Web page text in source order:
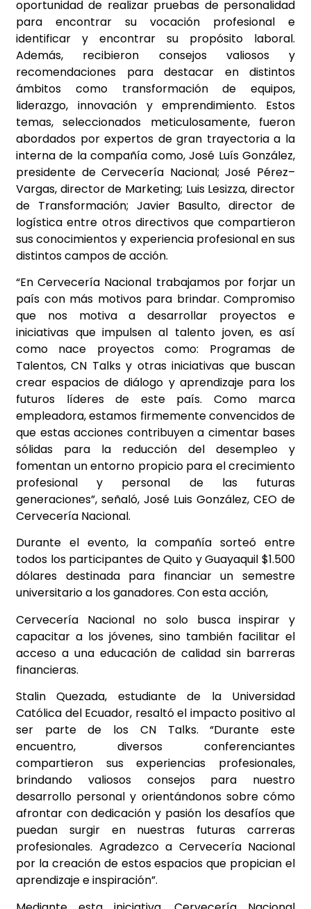
oportunidad de realizar pruebas de personalidad
para encontrar su vocación profesional e
identificar y encontrar su propósito laboral.
Además, recibieron consejos valiosos y
recomendaciones para destacar en distintos
ámbitos como transformación de equipos,
liderazgo, innovación y emprendimiento. Estos
temas, seleccionados meticulosamente, fueron
abordados por expertos de gran trayectoria a la
interna de la compañía como, José Luís González,
presidente de Cervecería Nacional; José Pérez–
Vargas, director de Marketing; Luis Lesizza, director
de Transformación; Javier Basulto, director de
logística entre otros directivos que compartieron
sus conocimientos y experiencia profesional en sus
distintos campos de acción.
“En Cervecería Nacional trabajamos por forjar un
país con más motivos para brindar. Compromiso
que nos motiva a desarrollar proyectos e
iniciativas que impulsen al talento joven, es así
como nace proyectos como: Programas de
Talentos, CN Talks y otras iniciativas que buscan
crear espacios de diálogo y aprendizaje para los
futuros líderes de este país. Como marca
empleadora, estamos firmemente convencidos de
que estas acciones contribuyen a cimentar bases
sólidas para la reducción del desempleo y
fomentan un entorno propicio para el crecimiento
profesional y personal de las futuras
generaciones”, señaló, José Luis González, CEO de
Cervecería Nacional.
Durante el evento, la compañía sorteó entre
todos los participantes de Quito y Guayaquil $1.500
dólares destinada para financiar un semestre
universitario a los ganadores. Con esta acción,
Cervecería Nacional no solo busca inspirar y
capacitar a los jóvenes, sino también facilitar el
acceso a una educación de calidad sin barreras
financieras.
Stalin Quezada, estudiante de la Universidad
Católica del Ecuador, resaltó el impacto positivo al
ser parte de los CN Talks. “Durante este
encuentro, diversos conferenciantes
compartieron sus experiencias profesionales,
brindando valiosos consejos para nuestro
desarrollo personal y orientándonos sobre cómo
afrontar con dedicación y pasión los desafíos que
puedan surgir en nuestras futuras carreras
profesionales. Agradezco a Cervecería Nacional
por la creación de estos espacios que propician el
aprendizaje e inspiración”.